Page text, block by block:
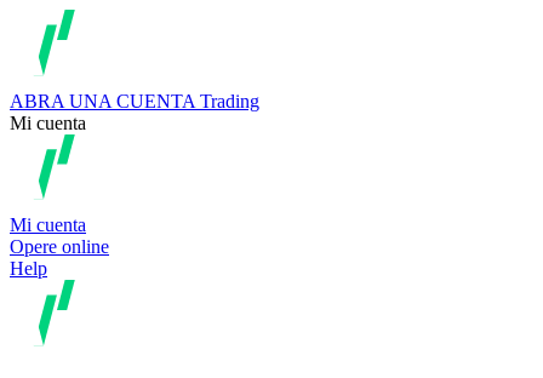
ABRA UNA CUENTA Trading
Mi cuenta
Mi cuenta
Opere online
Help